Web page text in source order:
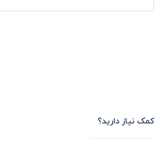
کمک نیاز دارید؟